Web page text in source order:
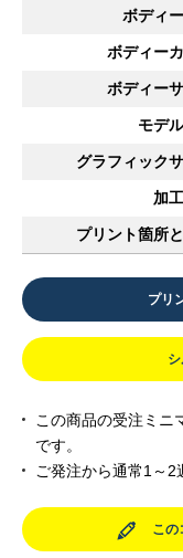
ボディ
ボディー
ボディー
モデ
グラフィック
加
プリント箇所
プリ
この商品の受注ミニ
です。
ご発注から通常1～2
この